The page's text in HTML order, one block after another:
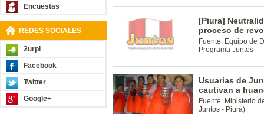
Encuestas
REDES SOCIALES
2urpi
Facebook
Twitter
Google+
[Piura]
proceso de
Fuente: Equipo de
Programa Juntos
Usuarias de
cautivan a
Fuente: Ministerio
Juntos - Piura)